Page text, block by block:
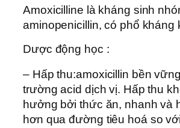
Amoxicilline là kháng sinh
aminopenicillin, có phổ kháng
Dược động học :
– Hấp thu:amoxicillin bền
trường acid dịch vị. Hấp thu
hưởng bởi thức ăn, nhanh và
hơn qua đường tiêu hoá so